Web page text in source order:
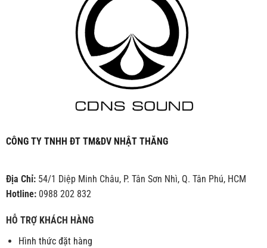
CÔNG TY TNHH ĐT TM&DV NHẬT THĂNG
Địa Chỉ:54/1 Diệp Minh Châu, P. Tân Sơn Nhì, Q. Tân Phú, HCM
Hotline:0988 202 832
HỖ TRỢ KHÁCH HÀNG
Hình thức đặt hàng